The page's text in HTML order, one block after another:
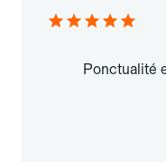
Ponctualité